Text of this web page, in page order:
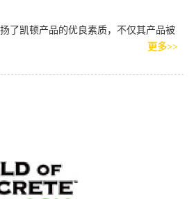
了凯顿产品的优良素质，不仅其产品被
更多>>